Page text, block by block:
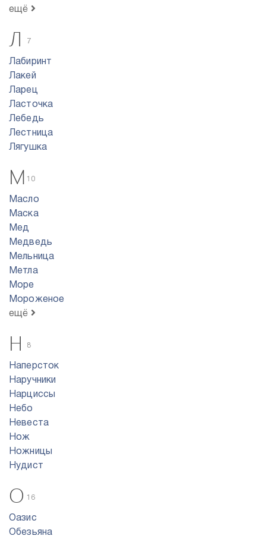
ещё
Л 7
Лабиринт
Лакей
Ларец
Ласточка
Лебедь
Лестница
Лягушка
М 10
Масло
Маска
Мед
Медведь
Мельница
Метла
Море
Мороженое
ещё
Н 8
Наперсток
Наручники
Нарциссы
Небо
Невеста
Нож
Ножницы
Нудист
О 16
Оазис
Обезьяна